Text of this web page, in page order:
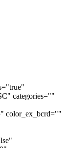
categories=""
color_ex_bcrd=""